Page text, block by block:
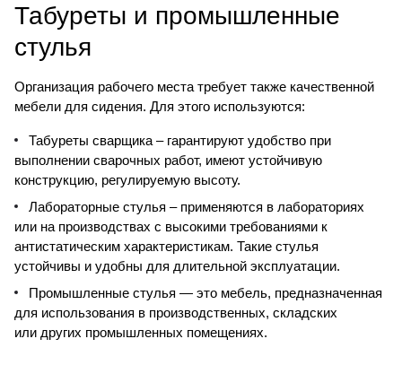
Табуреты и промышленные
стулья
Организация рабочего места требует также качественной
мебели для сидения. Для этого используются:
Табуреты сварщика – гарантируют удобство при
выполнении сварочных работ, имеют устойчивую
конструкцию, регулируемую высоту.
Лабораторные стулья – применяются в лабораториях
или на производствах с высокими требованиями к
антистатическим характеристикам. Такие стулья
устойчивы и удобны для длительной эксплуатации.
Промышленные стулья — это мебель, предназначенная
для использования в производственных, складских
или других промышленных помещениях.